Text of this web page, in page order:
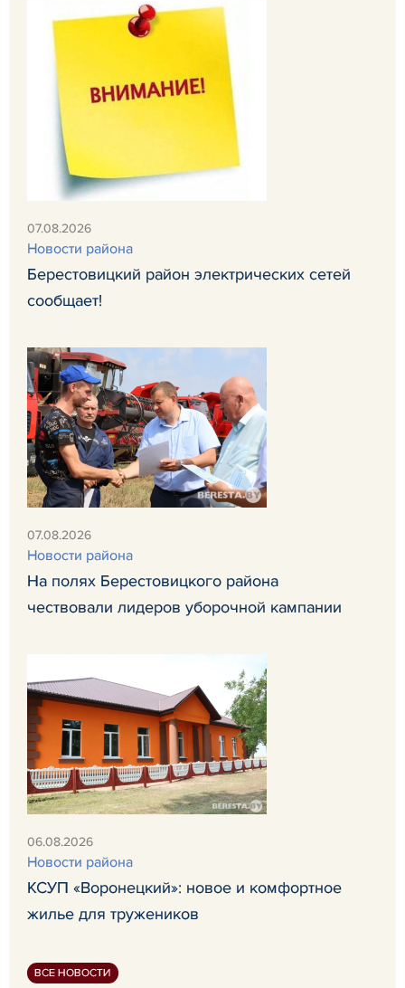
07.08.2026
Новости района
Берестовицкий район электрических сетей
сообщает!
07.08.2026
Новости района
На полях Берестовицкого района
чествовали лидеров уборочной кампании
06.08.2026
Новости района
КСУП «Воронецкий»: новое и комфортное
жилье для тружеников
ВСЕ НОВОСТИ